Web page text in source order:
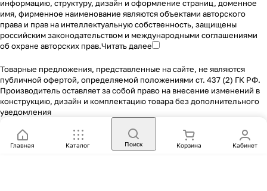
информацию, структуру, дизайн и оформление страниц, доменное
имя, фирменное наименование являются объектами авторского
права и прав на интеллектуальную собственность, защищены
российским законодательством и международными соглашениями
об охране авторских прав.Читать далее
Товарные предложения, представленные на сайте, не являются
публичной офертой, определяемой положениями ст. 437 (2) ГК РФ.
Производитель оставляет за собой право на внесение изменений в
конструкцию, дизайн и комплектацию товара без дополнительного
уведомления
Главная Каталог Поиск Корзина Кабинет